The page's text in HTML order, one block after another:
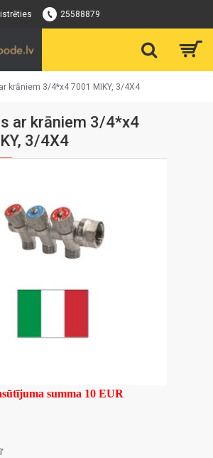
25588879
krāniem 3/4*x4 7001 MIKY, 3/4X4
ar krāniem 3/4*x4
3/4X4
summa 10 EUR